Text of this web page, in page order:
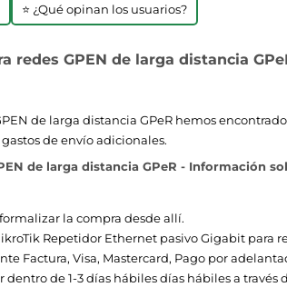
⭐ ¿Qué opinan los usuarios?
GPEN de larga distancia
de larga distancia GPeR hemos
de envío adicionales.
de larga distancia GPeR - Información
la compra desde allí.
Repetidor Ethernet pasivo Gigabit para
Factura, Visa, Mastercard, Pago por
de 1-3 días hábiles días hábiles a través